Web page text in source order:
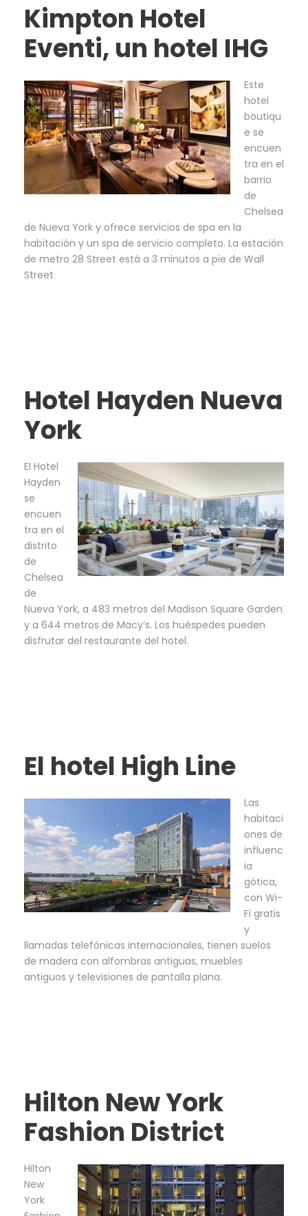
Kimpton Hotel
Eventi, un hotel IHG
Este
hotel
boutiqu
e se
encuen
tra en el
barrio
de
Chelsea
de Nueva York y ofrece servicios de spa en la
habitación y un spa de servicio completo. La estación
de metro 28 Street está a 3 minutos a pie de Wall
Street
Hotel Hayden Nueva
York
El Hotel
Hayden
se
encuen
tra en el
distrito
de
Chelsea
de
Nueva York, a 483 metros del Madison Square Garden
y a 644 metros de Macy’s. Los huéspedes pueden
disfrutar del restaurante del hotel.
El hotel High Line
Las
habitaci
ones de
influenc
ia
gótica,
con Wi-
Fi gratis
y
llamadas telefónicas internacionales, tienen suelos
de madera con alfombras antiguas, muebles
antiguos y televisiones de pantalla plana.
Hilton New York
Fashion District
Hilton
New
York